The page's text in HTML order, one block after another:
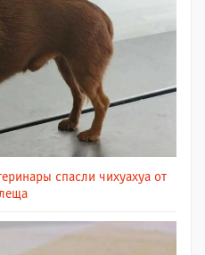
спасли чихуахуа от